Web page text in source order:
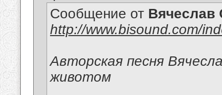
Сообщение от Вячеслав
http://www.bisound.com/
Авторская песня
животом